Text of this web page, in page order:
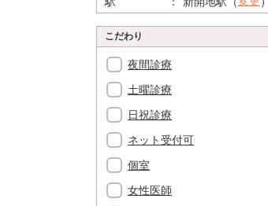
こだわり
夜間診療
土曜診療
日祝診療
ネット受付可
個室
女性医師